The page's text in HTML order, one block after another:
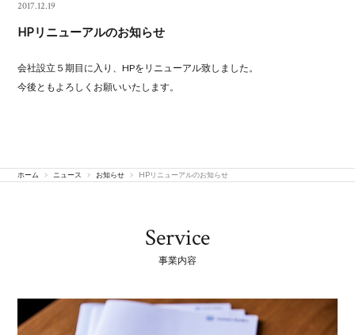
2017.12.19
HPリニューアルのお知らせ
会社設立５期目に入り、HPをリニューアル致しました。
今後ともよろしくお願いいたします。
ホーム ニュース お知らせ HPリニューアルのお知らせ
Service
事業内容